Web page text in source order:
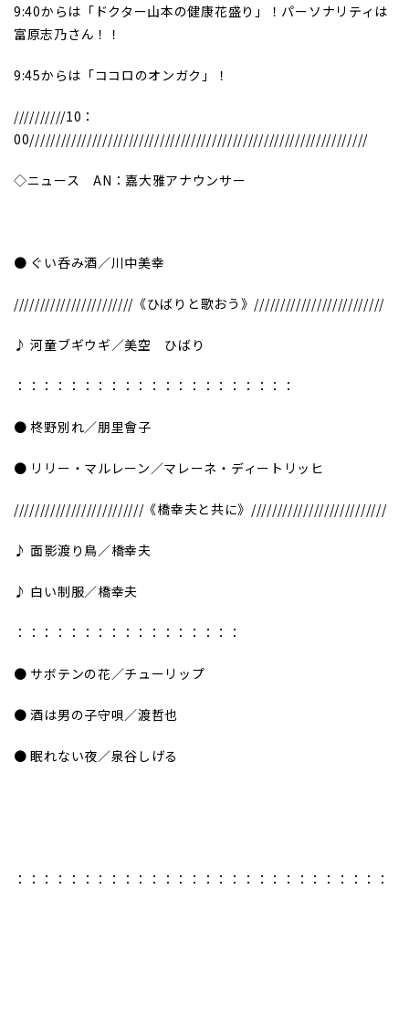
9:40からは「ドクター山本の健康花盛り」！パーソナリティは
富原志乃さん！！
9:45からは「ココロのオンガク」！
//////////10：
00/////////////////////////////////////////////////////////////////
◇ニュース AN：嘉大雅アナウンサー
● ぐい呑み酒／川中美幸
///////////////////////《ひばりと歌おう》/////////////////////////
♪ 河童ブギウギ／美空 ひばり
：：：：：：：：：：：：：：：：：：：：：
● 柊野別れ／朋里會子
● リリー・マルレーン／マレーネ・ディートリッヒ
/////////////////////////《橋幸夫と共に》//////////////////////////
♪ 面影渡り鳥／橋幸夫
♪ 白い制服／橋幸夫
：：：：：：：：：：：：：：：：：
● サボテンの花／チューリップ
● 酒は男の子守唄／渡哲也
● 眠れない夜／泉谷しげる
：：：：：：：：：：：：：：：：：：：：：：：：：：：：